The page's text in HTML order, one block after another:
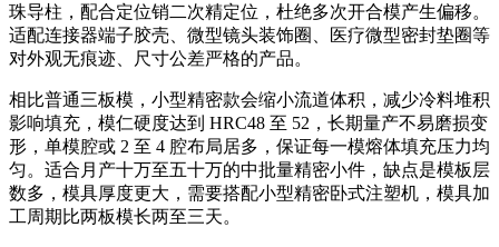
珠导柱，配合定位销二次精定位，杜绝多次开合模产生偏移。
适配连接器端子胶壳、微型镜头装饰圈、医疗微型密封垫圈等
对外观无痕迹、尺寸公差严格的产品。
相比普通三板模，小型精密款会缩小流道体积，减少冷料堆积
影响填充，模仁硬度达到 HRC48 至 52，长期量产不易磨损变
形，单模腔或 2 至 4 腔布局居多，保证每一模熔体填充压力均
匀。适合月产十万至五十万的中批量精密小件，缺点是模板层
数多，模具厚度更大，需要搭配小型精密卧式注塑机，模具加
工周期比两板模长两至三天。